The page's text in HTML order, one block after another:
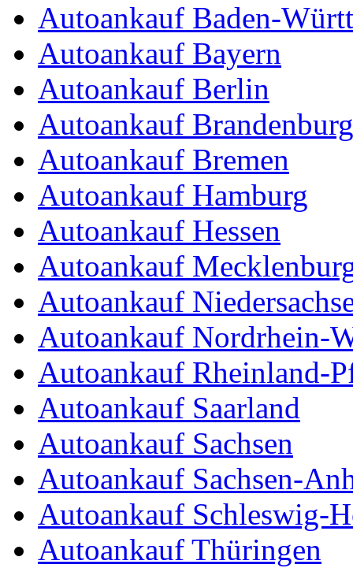
Autoankauf Baden-
Autoankauf Bayern
Autoankauf Berlin
Autoankauf Brandenburg
Autoankauf Bremen
Autoankauf Hamburg
Autoankauf Hessen
Autoankauf
Autoankauf
Autoankauf Nordrhein-
Autoankauf Rheinland-
Autoankauf Saarland
Autoankauf Sachsen
Autoankauf Sachsen-
Autoankauf Schleswig-
Autoankauf Thüringen